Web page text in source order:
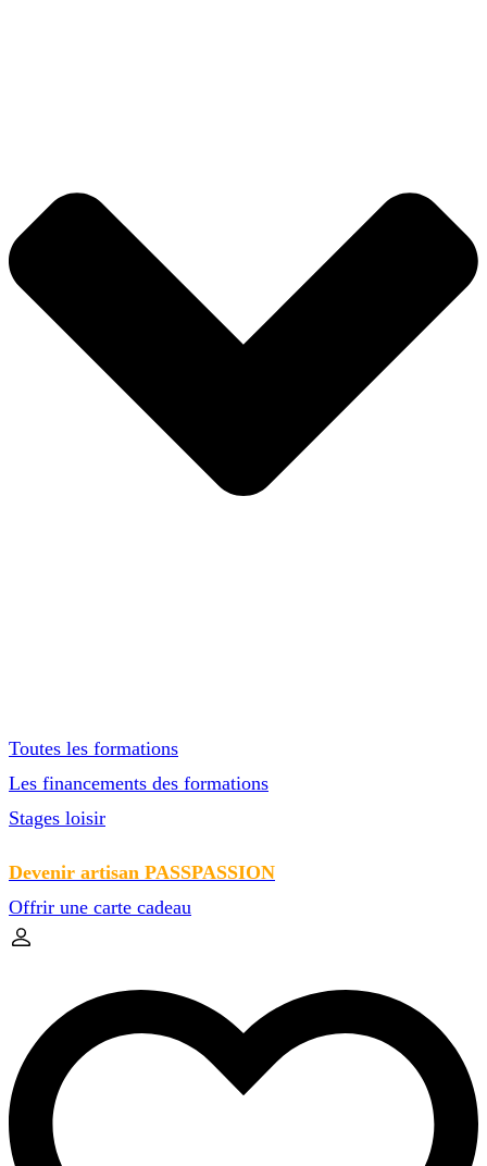
Toutes les formations
Les financements des formations
Stages loisir
Devenir artisan PASSPASSION
Offrir une carte cadeau